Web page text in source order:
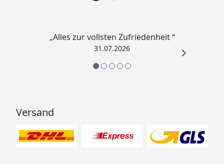
„Alles zur vollsten Zufriedenheit “
31.07.2026
Versand